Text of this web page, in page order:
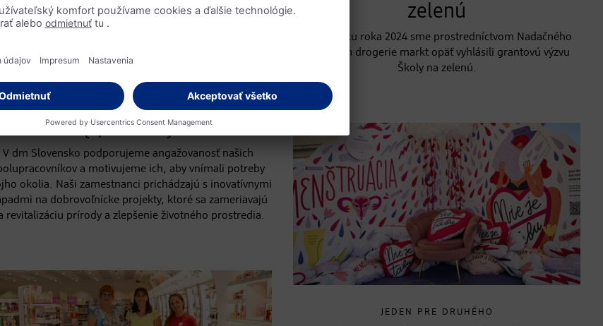
JEDEN PRE DRUHÉHO
Iniciatíva firemného
dobrovoľníctva dm
{spoločne}
V dm Slovensko podporujeme angažovanosť našich
a motivujeme ich, aby vnímali potreby
okolia. Naši zamestnanci prichádzajú s inovatívnymi
na dobrovoľnícke projekty, ktoré sa zameriavajú
revitalizáciu prírody a zlepšenie životného prostredia.
zelenú
Na začiatku roka 2024 sme prostredníctvom Nadačného
fondu dm drogerie markt opäť vyhlásili grantovú výzvu
Školy na zelenú.
JEDEN PRE DRUHÉHO